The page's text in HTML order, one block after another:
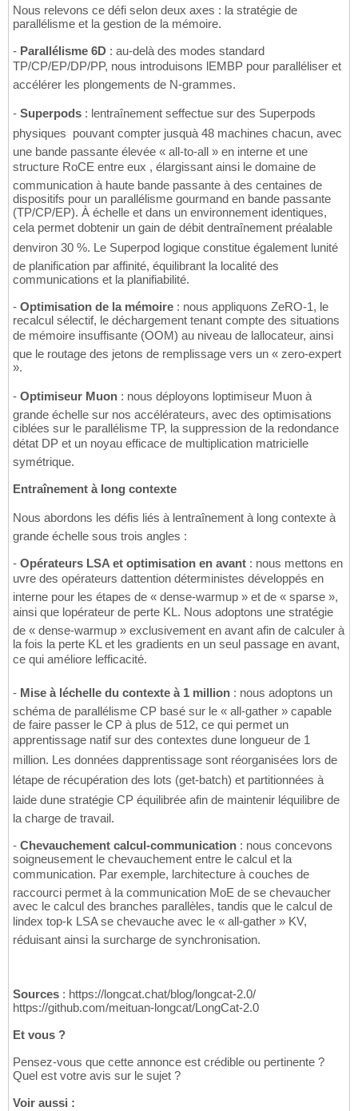
Nous relevons ce défi selon deux axes : la stratégie de
parallélisme et la gestion de la mémoire.
- Parallélisme 6D : au-delà des modes standard
TP/CP/EP/DP/PP, nous introduisons lEMBP pour paralléliser et
accélérer les plongements de N-grammes.
- Superpods : lentraînement seffectue sur des Superpods
physiques  pouvant compter jusquà 48 machines chacun, avec
une bande passante élevée « all-to-all » en interne et une
structure RoCE entre eux , élargissant ainsi le domaine de
communication à haute bande passante à des centaines de
dispositifs pour un parallélisme gourmand en bande passante
(TP/CP/EP). À échelle et dans un environnement identiques,
cela permet dobtenir un gain de débit dentraînement préalable
denviron 30 %. Le Superpod logique constitue également lunité
de planification par affinité, équilibrant la localité des
communications et la planifiabilité.
- Optimisation de la mémoire : nous appliquons ZeRO-1, le
recalcul sélectif, le déchargement tenant compte des situations
de mémoire insuffisante (OOM) au niveau de lallocateur, ainsi
que le routage des jetons de remplissage vers un « zero-expert
».
- Optimiseur Muon : nous déployons loptimiseur Muon à
grande échelle sur nos accélérateurs, avec des optimisations
ciblées sur le parallélisme TP, la suppression de la redondance
détat DP et un noyau efficace de multiplication matricielle
symétrique.
Entraînement à long contexte
Nous abordons les défis liés à lentraînement à long contexte à
grande échelle sous trois angles :
- Opérateurs LSA et optimisation en avant : nous mettons en
uvre des opérateurs dattention déterministes développés en
interne pour les étapes de « dense-warmup » et de « sparse »,
ainsi que lopérateur de perte KL. Nous adoptons une stratégie
de « dense-warmup » exclusivement en avant afin de calculer à
la fois la perte KL et les gradients en un seul passage en avant,
ce qui améliore lefficacité.
- Mise à léchelle du contexte à 1 million : nous adoptons un
schéma de parallélisme CP basé sur le « all-gather » capable
de faire passer le CP à plus de 512, ce qui permet un
apprentissage natif sur des contextes dune longueur de 1
million. Les données dapprentissage sont réorganisées lors de
létape de récupération des lots (get-batch) et partitionnées à
laide dune stratégie CP équilibrée afin de maintenir léquilibre de
la charge de travail.
- Chevauchement calcul-communication : nous concevons
soigneusement le chevauchement entre le calcul et la
communication. Par exemple, larchitecture à couches de
raccourci permet à la communication MoE de se chevaucher
avec le calcul des branches parallèles, tandis que le calcul de
lindex top-k LSA se chevauche avec le « all-gather » KV,
réduisant ainsi la surcharge de synchronisation.
Sources : https://longcat.chat/blog/longcat-2.0/
https://github.com/meituan-longcat/LongCat-2.0
Et vous ?
Pensez-vous que cette annonce est crédible ou pertinente ?
Quel est votre avis sur le sujet ?
Voir aussi :